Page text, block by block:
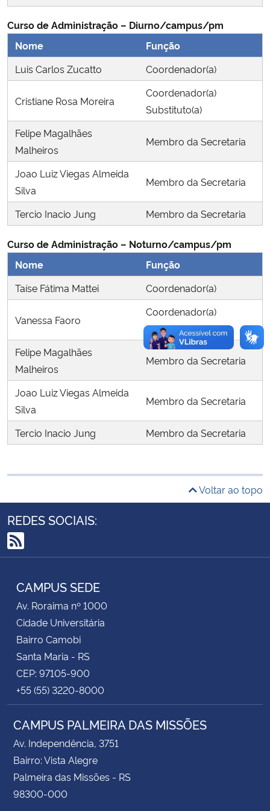
Ministério da Cidadania
Ministério da Saúde
Ministério de Minas e Energia
Ministério da Ciência, Tecnologia, Inovações e Comunicações
Ministério do Meio Ambiente
Ministério do Turismo
Ministério do Desenvolvimento Regional
Ministério da Mulher, da Família e dos Direitos Humanos
Secretaria-Geral
Gabinete de Segurança Institucional
Advocacia-Geral da União
Curso de Administração – Diurno/campus/pm
Nome
Função
Luis Carlos Zucatto
Coordenador(a)
Cristiane Rosa Moreira
Coordenador(a)
Substituto(a)
Felipe Magalhães
Malheiros
Membro da Secretaria
Joao Luiz Viegas Almeida
Silva
Membro da Secretaria
Tercio Inacio Jung Membro da Secretaria
Curso de Administração – Noturno/campus/pm
Nome
Função
Taíse Fátima Mattei
Coordenador(a)
Vanessa Faoro
Coordenador(a)
Substituto(a)
Felipe Magalhães
Malheiros
Membro da Secretaria
Joao Luiz Viegas Almeida
Silva
Membro da Secretaria
Tercio Inacio Jung Membro da Secretaria
Voltar ao topo
REDES SOCIAIS:
RSS
CAMPUS SEDE
Av. Roraima nº 1000
Cidade Universitária
Bairro Camobi
Santa Maria - RS
CEP: 97105-900
+55 (55) 3220-8000
CAMPUS PALMEIRA DAS MISSÕES
Av. Independência, 3751
Bairro: Vista Alegre
Palmeira das Missões - RS
98300-000